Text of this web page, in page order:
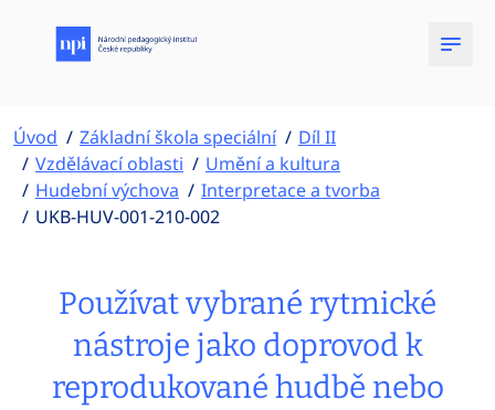
Úvod Základní škola speciální
Díl II
Vzdělávací oblasti
Umění a kultura
Hudební výchova
Interpretace a tvorba
UKB-HUV-001-210-002
Používat vybrané rytmické
nástroje jako doprovod k
reprodukované hudbě nebo